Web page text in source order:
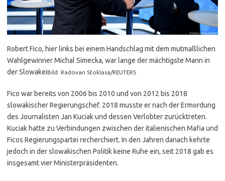
Robert Fico, hier links bei einem Handschlag mit dem mutmaßlichen
Wahlgewinner Michal Simecka, war lange der mächtigste Mann in
der SlowakeiBild: Radovan Stoklasa/REUTERS
Fico war bereits von 2006 bis 2010 und von 2012 bis 2018
slowakischer Regierungschef. 2018 musste er nach der Ermordung
des Journalisten Jan Kuciak und dessen Verlobter zurücktreten.
Kuciak hatte zu Verbindungen zwischen der italienischen Mafia und
Ficos Regierungspartei recherchiert. In den Jahren danach kehrte
jedoch in der slowakischen Politik keine Ruhe ein, seit 2018 gab es
insgesamt vier Ministerpräsidenten.